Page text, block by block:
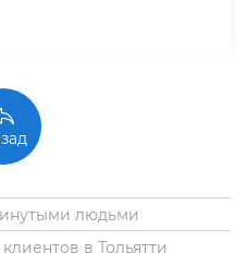
людьми
в Тольятти